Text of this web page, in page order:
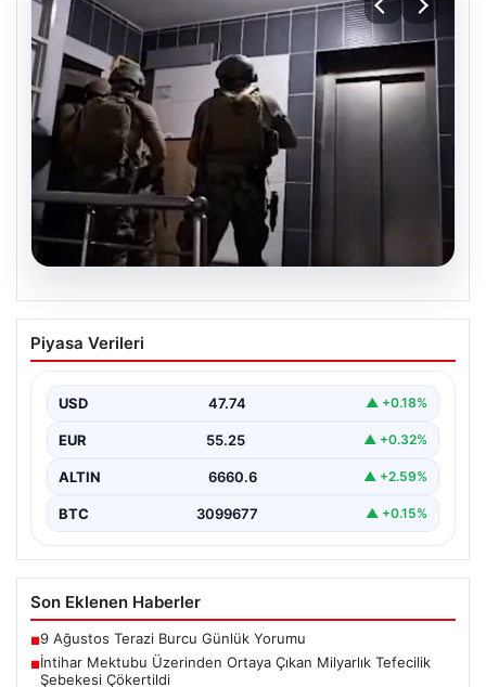
İntihar Mektubu Üzerinden Ortaya
Çıkan Milyarlık Tefecilik Şebekesi
Elazığ'da, tefecilere olan borçlarını belirten bir intihar
büyük çaplı…
Piyasa Verileri
USD 47.74 ▲ +0.18%
EUR 55.25 ▲ +0.32%
ALTIN 6660.6 ▲ +2.59%
BTC 3099677 ▲ +0.15%
Son Eklenen Haberler
■9 Ağustos Terazi Burcu Günlük Yorumu
■İntihar Mektubu Üzerinden Ortaya Çıkan Milyarlık Tefecilik
Şebekesi Çökertildi